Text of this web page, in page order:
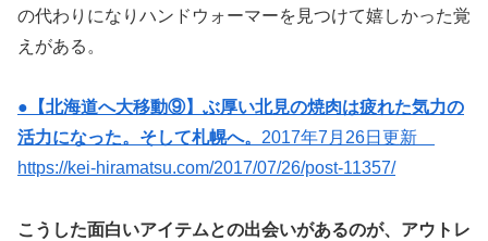
の代わりになりハンドウォーマーを見つけて嬉しかった覚
えがある。
●【北海道へ大移動⑨】ぶ厚い北見の焼肉は疲れた気力の
活力になった。そして札幌へ。 2017年7月26日更新
https://kei-hiramatsu.com/2017/07/26/post-11357/
こうした面白いアイテムとの出会いがあるのが、アウトレ